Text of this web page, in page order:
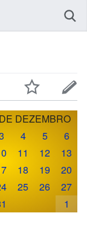
DEZEMBRO
4 5
6
11 12
13
18 19
20
25 26
27
1